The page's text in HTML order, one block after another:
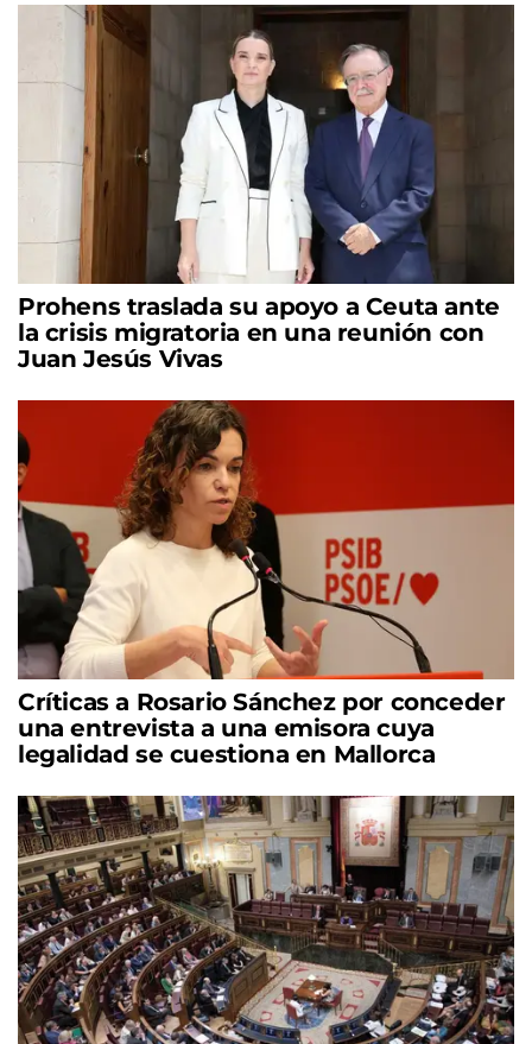
Prohens traslada su apoyo a Ceuta ante
la crisis migratoria en una reunión con
Juan Jesús Vivas
Críticas a Rosario Sánchez por conceder
una entrevista a una emisora cuya
legalidad se cuestiona en Mallorca